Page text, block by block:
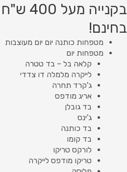
דילוג
לתוכן
בחינם!
מטפחות כותנה יום יום מעוצבות
מטפחות יום
קלאה בל – בד טטרה
לייקרה מלמלה דו צדדי
ג'קרד תחרה
אריג מודפס
בד גובלן
ג'ינס
בד כותנה
בד קומו
לורקס טריקו
טריקו מודפס לייקרה
Products
search
Products
search
כמות
של
כותנה